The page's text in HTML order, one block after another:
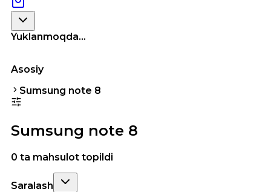
Yuklanmoqda...
Asosiy
Sumsung note 8
Sumsung note 8
0 ta mahsulot topildi
Saralash